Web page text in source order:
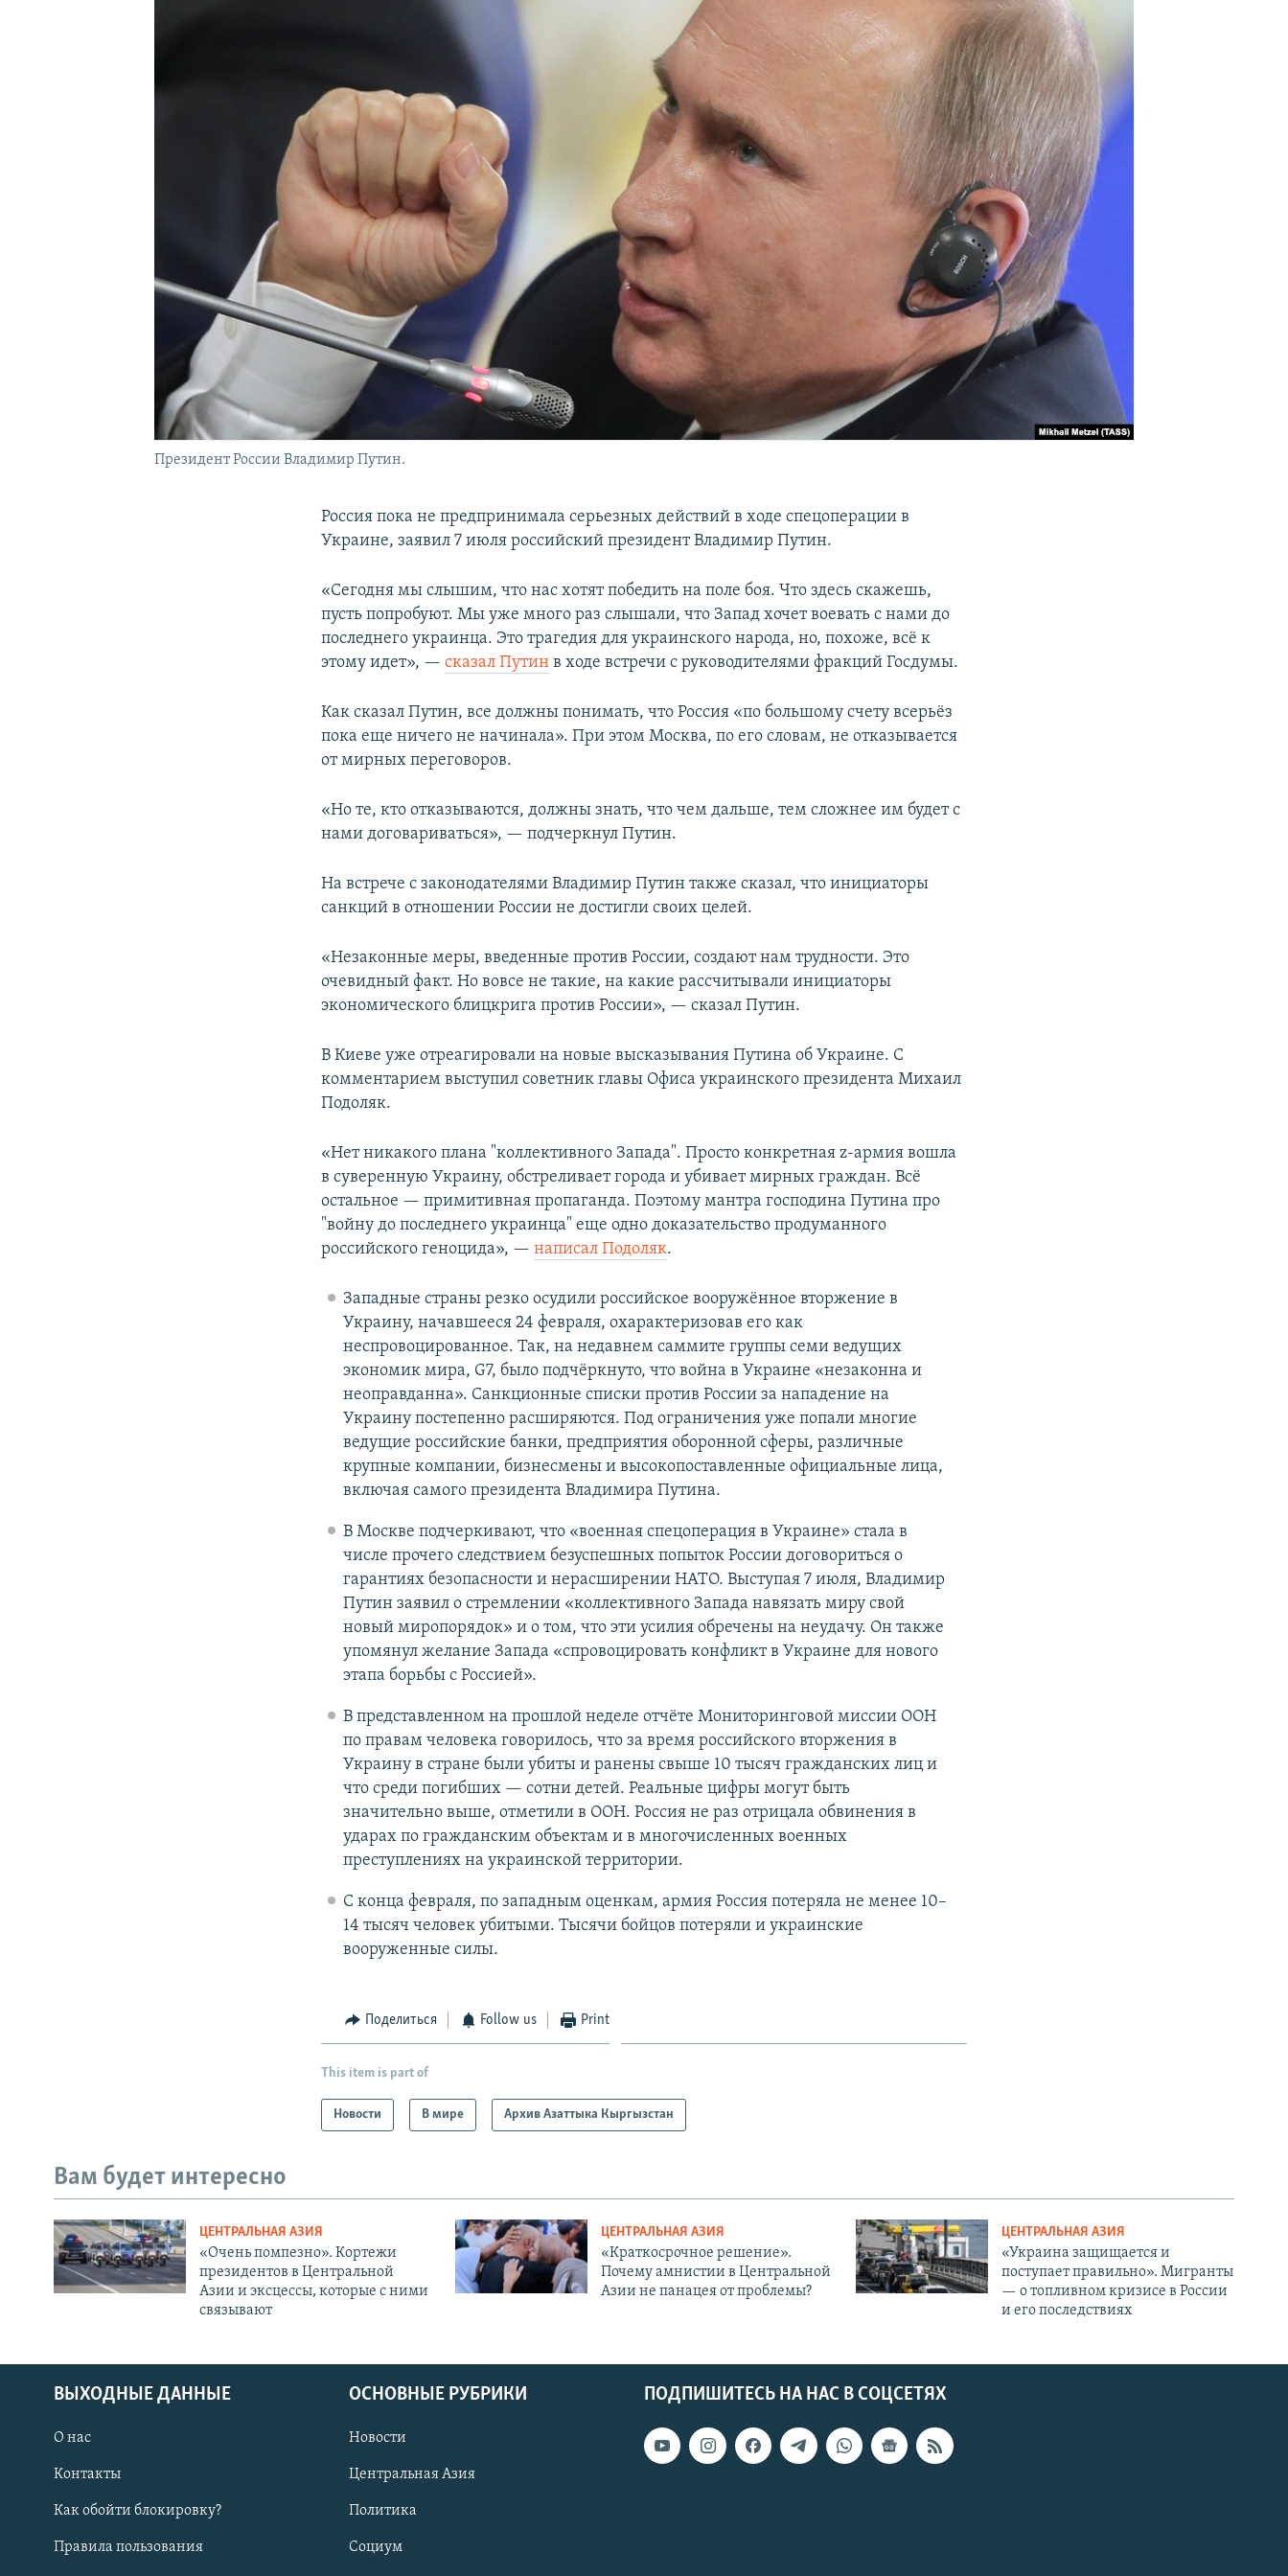
Президент России Владимир Путин.
Россия пока не предпринимала серьезных действий в ходе спецоперации в
Украине, заявил 7 июля российский президент Владимир Путин.
«Сегодня мы слышим, что нас хотят победить на поле боя. Что здесь скажешь,
пусть попробуют. Мы уже много раз слышали, что Запад хочет воевать с нами до
последнего украинца. Это трагедия для украинского народа, но, похоже, всё к
этому идет», —сказал Путин в ходе встречи с руководителями фракций Госдумы.
Как сказал Путин, все должны понимать, что Россия «по большому счету всерьёз
пока еще ничего не начинала». При этом Москва, по его словам, не отказывается
от мирных переговоров.
«Но те, кто отказываются, должны знать, что чем дальше, тем сложнее им будет с
нами договариваться», — подчеркнул Путин.
На встрече с законодателями Владимир Путин также сказал, что инициаторы
санкций в отношении России не достигли своих целей.
«Незаконные меры, введенные против России, создают нам трудности. Это
очевидный факт. Но вовсе не такие, на какие рассчитывали инициаторы
экономического блицкрига против России», — сказал Путин.
В Киеве уже отреагировали на новые высказывания Путина об Украине. С
комментарием выступил советник главы Офиса украинского президента Михаил
Подоляк.
«Нет никакого плана "коллективного Запада". Просто конкретная z-армия вошла
в суверенную Украину, обстреливает города и убивает мирных граждан. Всё
остальное — примитивная пропаганда. Поэтому мантра господина Путина про
"войну до последнего украинца" еще одно доказательство продуманного
российского геноцида», —написал Подоляк.
Западные страны резко осудили российское вооружённое вторжение в
Украину, начавшееся 24 февраля, охарактеризовав его как
неспровоцированное. Так, на недавнем саммите группы семи ведущих
экономик мира, G7, было подчёркнуто, что война в Украине «незаконна и
неоправданна». Санкционные списки против России за нападение на
Украину постепенно расширяются. Под ограничения уже попали многие
ведущие российские банки, предприятия оборонной сферы, различные
крупные компании, бизнесмены и высокопоставленные официальные лица,
включая самого президента Владимира Путина.
В Москве подчеркивают, что «военная спецоперация в Украине» стала в
числе прочего следствием безуспешных попыток России договориться о
гарантиях безопасности и нерасширении НАТО. Выступая 7 июля, Владимир
Путин заявил о стремлении «коллективного Запада навязать миру свой
новый миропорядок» и о том, что эти усилия обречены на неудачу. Он также
упомянул желание Запада «спровоцировать конфликт в Украине для нового
этапа борьбы с Россией».
В представленном на прошлой неделе отчёте Мониторинговой миссии ООН
по правам человека говорилось, что за время российского вторжения в
Украину в стране были убиты и ранены свыше 10 тысяч гражданских лиц и
что среди погибших — сотни детей. Реальные цифры могут быть
значительно выше, отметили в ООН. Россия не раз отрицала обвинения в
ударах по гражданским объектам и в многочисленных военных
преступлениях на украинской территории.
С конца февраля, по западным оценкам, армия Россия потеряла не менее 10–
14 тысяч человек убитыми. Тысячи бойцов потеряли и украинские
вооруженные силы.
Поделиться Follow us Print
This item is part of
Новости В мире Архив Азаттыка Кыргызстан
Вам будет интересно
ЦЕНТРАЛЬНАЯ АЗИЯ
«Очень помпезно». Кортежи
президентов в Центральной
Азии и эксцессы, которые с ними
связывают
ЦЕНТРАЛЬНАЯ АЗИЯ
«Краткосрочное решение».
Почему амнистии в Центральной
Азии не панацея от проблемы?
ЦЕНТРАЛЬНАЯ АЗИЯ
«Украина защищается и
поступает правильно». Мигранты
— о топливном кризисе в России
и его последствиях
ПОДПИШИТЕСЬ НА НАС В СОЦСЕТЯХ
ВЫХОДНЫЕ ДАННЫЕ
О нас
Контакты
Как обойти блокировку?
Правила пользования
ОСНОВНЫЕ РУБРИКИ
Новости
Центральная Азия
Политика
Социум